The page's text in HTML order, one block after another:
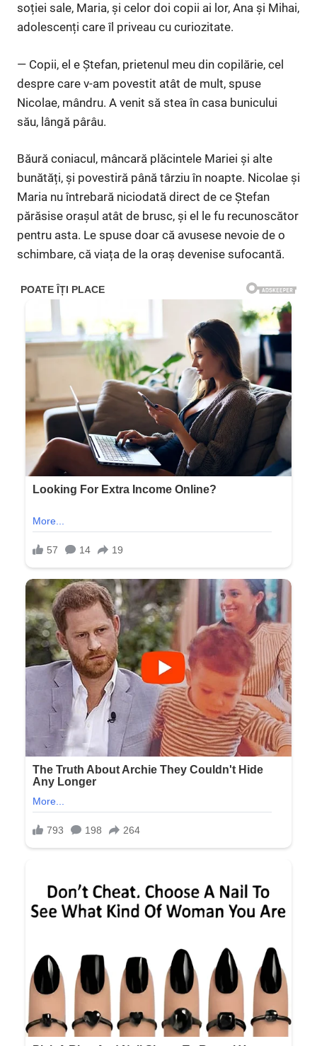
soției sale, Maria, și celor doi copii ai lor, Ana și Mihai,
adolescenți care îl priveau cu curiozitate.
— Copii, el e Ștefan, prietenul meu din copilărie, cel
despre care v-am povestit atât de mult, spuse
Nicolae, mândru. A venit să stea în casa bunicului
său, lângă pârâu.
Băură coniacul, mâncară plăcintele Mariei și alte
bunătăți, și povestiră până târziu în noapte. Nicolae și
Maria nu întrebară niciodată direct de ce Ștefan
părăsise orașul atât de brusc, și el le fu recunoscător
pentru asta. Le spuse doar că avusese nevoie de o
schimbare, că viața de la oraș devenise sufocantă.